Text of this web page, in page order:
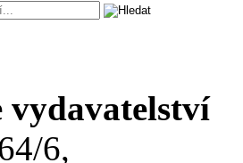
vydavatelství
6,